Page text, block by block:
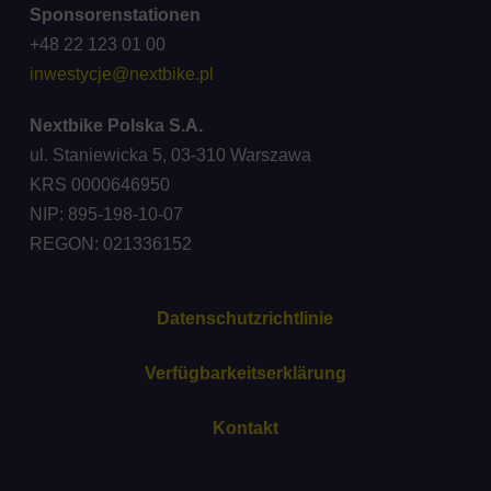
Sponsorenstationen
+48 22 123 01 00
inwestycje@nextbike.pl
Nextbike Polska S.A.
ul. Staniewicka 5, 03-310 Warszawa
KRS 0000646950
NIP: 895-198-10-07
REGON: 021336152
Datenschutzrichtlinie
Verfügbarkeitserklärung
Kontakt